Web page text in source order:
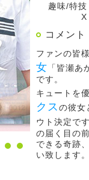
趣味/特技
X
コメント
ファンの皆
女 「皆瀬
です。
キュートを
クス の彼女
ウト決定で
の届く目の
できる奇跡
い致します